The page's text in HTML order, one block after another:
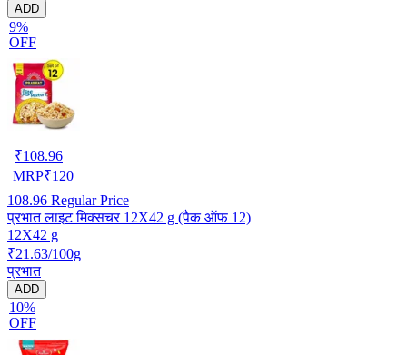
ADD
9%
OFF
₹108.96
MRP₹120
108.96 Regular Price
प्रभात लाइट मिक्सचर 12X42 g (पैक ऑफ 12)
12X42 g
₹21.63/100g
प्रभात
ADD
10%
OFF